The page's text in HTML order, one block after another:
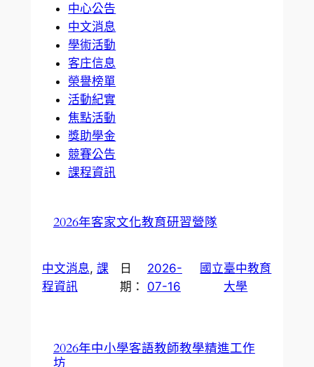
中心公告
中文消息
學術活動
客庄信息
榮譽榜單
活動紀實
焦點活動
獎助學金
競賽公告
課程資訊
2026年客家文化教育研習營隊
中文消息, 課
程資訊
日
期：
2026-
07-16
國立臺中教育
大學
2026年中小學客語教師教學精進工作
坊